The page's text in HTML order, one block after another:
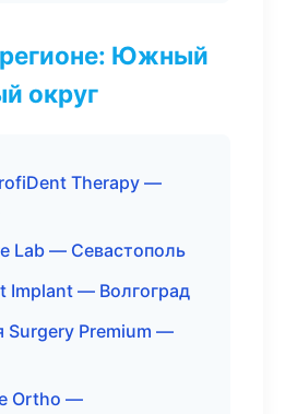
Южный
округ
Therapy —
Lab — Севастополь
Implant — Волгоград
Surgery Premium —
Ortho —